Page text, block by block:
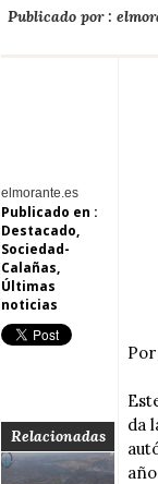
Publicado por :
elmorante.es
Publicado en :
Destacado,
Sociedad-
Calañas,
Últimas
noticias
Relacionadas
da